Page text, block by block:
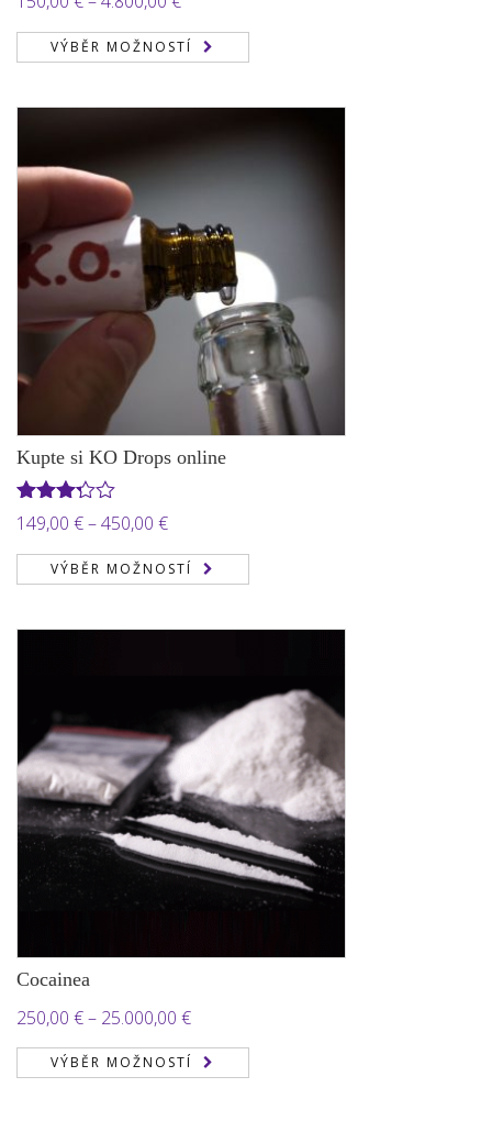
cen:
150,00 €
VÝBĚR MOŽNOSTÍ
Kupte si KO Drops online
Hodnocení
3.22z
5
149,00 €–450,00 €Rozpětí
cen:
149,00 €
VÝBĚR MOŽNOSTÍ
Cocainea
250,00 €– 25.000,00 €Rozpětí
cen:
250,00 €
VÝBĚR MOŽNOSTÍ